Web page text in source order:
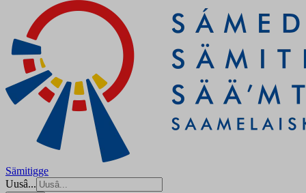
Sämitigge
Uusâ...